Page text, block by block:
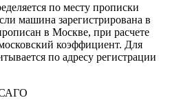
по месту прописки
машина зарегистрирована в
в Москве, при расчете
коэффициент. Для
по адресу регистрации